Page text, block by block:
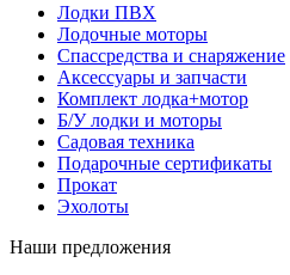
Лодки ПВХ
Лодочные моторы
Спассредства и снаряжение
Аксессуары и запчасти
Комплект лодка+мотор
Б/У лодки и моторы
Садовая техника
Подарочные сертификаты
Прокат
Эхолоты
Наши предложения